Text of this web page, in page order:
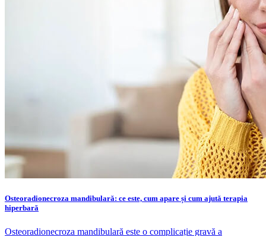
Osteoradionecroza mandibulară: ce este, cum apare și cum ajută terapia
hiperbară
Osteoradionecroza mandibulară este o complicație gravă a